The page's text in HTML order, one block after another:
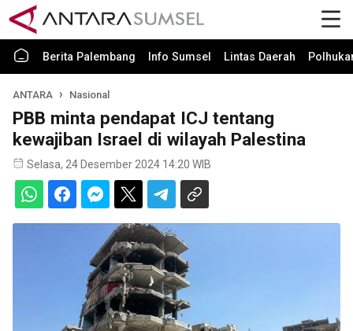
Berita Palembang Info Sumsel Lintas Daerah
ANTARA Nasional
PBB minta pendapat ICJ tentang
kewajiban Israel di wilayah Palestina
Selasa, 24 Desember 2024 14:20 WIB